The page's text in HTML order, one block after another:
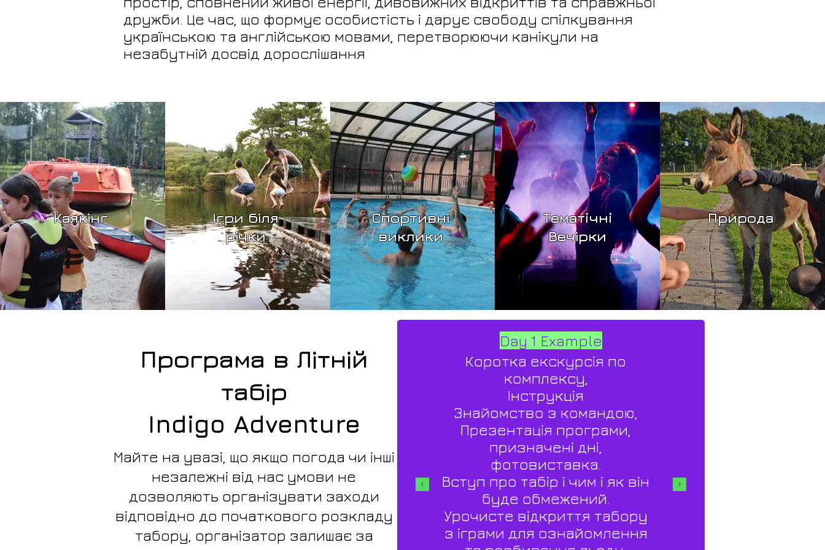
дружби. Це час, що формує особистість і дарує свободу спілкування
українською та англійською мовами, перетворюючи канікули на
незабутній досвід дорослішання
Каякінг
Ігри біля
річки
Спортивні
виклики
Тематiчнi
Вечірки
Природа
Програма в Літній
табір
Indigo Adventure
Майте на увазі, що якщо погода чи інші
незалежні від нас умови не
дозволяють організувати заходи
відповідно до початкового розкладу
табору, організатор залишає за
Day 1 Example
Коротка екскурсія по
комплексу,
Інструкція
Знайомство з командою,
Презентація програми,
призначені дні,
фотовиставка.
Вступ про табір і чим і як він
буде обмежений.
Урочисте відкриття табору
з іграми для ознайомлення